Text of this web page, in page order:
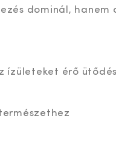
dominál,
ízületeket érő